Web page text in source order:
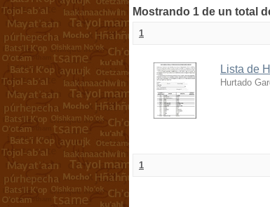
Mostrando 1 de un total
1
Lista de
Hurtado
1